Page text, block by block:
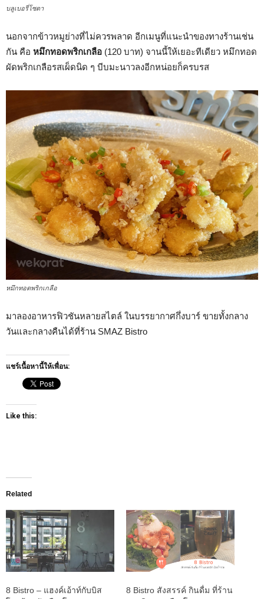
บลูเบอรี่โซดา
นอกจากข้าวหมูย่างที่ไม่ควรพลาด อีกเมนูที่แนะนำของทางร้านเช่น
กัน คือ หมึกทอดพริกเกลือ (120 บาท) จานนี้ให้เยอะทีเดียว หมึกทอด
ผัดพริกเกลือรสเผ็ดนิด ๆ บีบมะนาวลงอีกหน่อยก็ครบรส
หมึกทอดพริกเกลือ
มาลองอาหารฟิวชันหลายสไตล์ ในบรรยากาศกึ่งบาร์ ขายทั้งกลาง
วันและกลางคืนได้ที่ร้าน SMAZ Bistro
แชร์เนื้อหานี้ให้เพื่อน:
Like this:
Related
8 Bistro – แฮงค์เอ้าท์กับบิส
8 Bistro สังสรรค์ กินดื่ม ที่ร้าน